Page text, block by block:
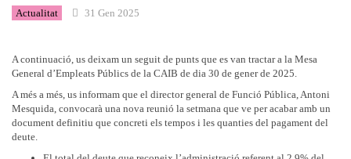
Actualitat 31 Gen 2025
A continuació, us deixam un seguit de punts que es van tractar a la Mesa
General d’Empleats Públics de la CAIB de dia 30 de gener de 2025.
A més a més, us informam que el director general de Funció Pública, Antoni
Mesquida, convocarà una nova reunió la setmana que ve per acabar amb un
document definitiu que concreti els tempos i les quanties del pagament del
deute.